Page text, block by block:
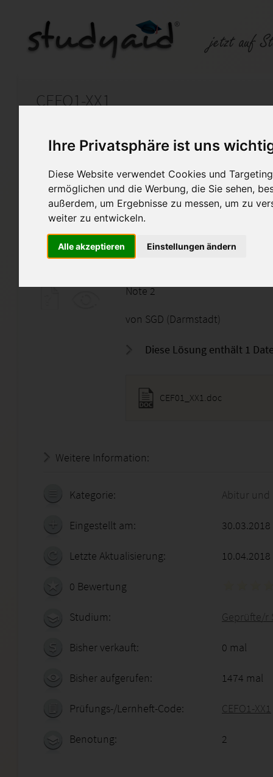
Ihre Privatsphäre ist uns
Diese Website verwendet Cookies und
ermöglichen und die Werbung, die Sie sehen,
außerdem, um Ergebnisse zu messen, um zu
weiter zu entwickeln.
Alle akzeptieren Einstellungen ändern
CEFO1-XX1
Auf StudyAid.de verkaufen
Startseite Abitur und Hochschule
Chemie
CEFO1-XX1
Chemie
Note 2
von SGD (Darmstadt)
Diese Lösung enthält 1
CEF01_XX1.doc
Weitere Information:
Kategorie: Abitur und
Eingestellt am:
Letzte Aktualisierung: 10.04.2018
0 Bewertung
Studium: Geprüfte/r
Bisher verkauft: 0 mal
Bisher aufgerufen: 1474 mal
Prüfungs-/Lernheft-Code: CEFO1-XX1
Benotung: 2